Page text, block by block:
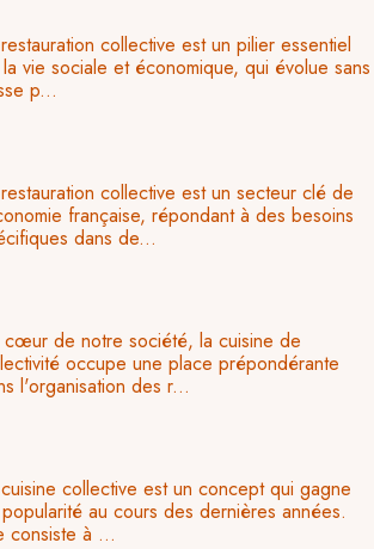
collective est un pilier essentiel
vie sociale et économique, qui évolue sans
p...
collective est un secteur clé de
française, répondant à des besoins
dans de...
de notre société, la cuisine de
une place prépondérante
l'organisation des r...
collective est un concept qui gagne
au cours des dernières années.
consiste à ...